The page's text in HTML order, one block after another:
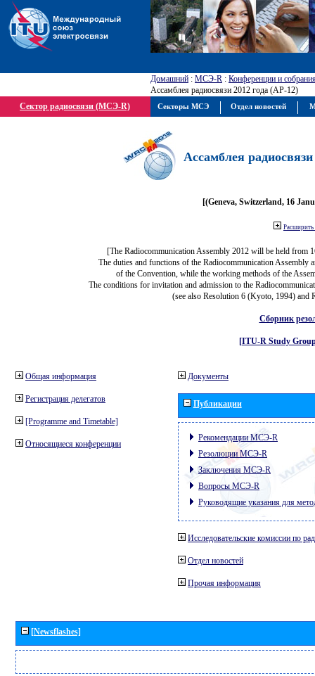
Домашний : МСЭ-R : Конференции и
Ассамблея радиосвязи 2012 года (АР-12)
Сектор радиосвязи (МСЭ-R)
Ассамблея
[(Geneva, Switzerland, 16
Расширить
[The Radiocommunication Assembly 2012 will be held from
The duties and functions of the Radiocommunication
of the Convention, while the working methods of the
The conditions for invitation and admission to the
(see also Resolution 6 (Kyoto, 1994) and
Сборник
[ITU-R Study
Общая информация
Регистрация делегатов
[Programme and Timetable]
Относящиеся конференции
Документы
Публикации
Рекомендации МСЭ-R
Резолюции МСЭ-R
Заключения МСЭ-R
Вопросы МСЭ-R
Руководящие указания для
Исследовательские комиссии по
Отдел новостей
Прочая информация
[Newsflashes]
Секторы МСЭ Отдел новостей